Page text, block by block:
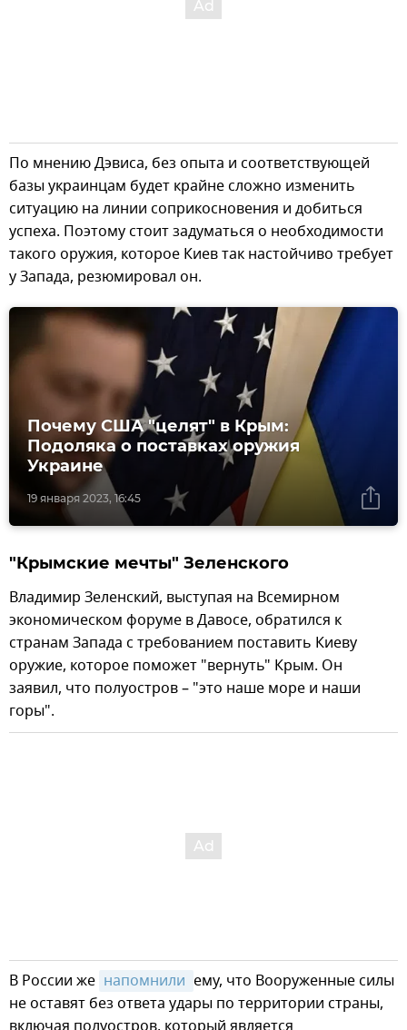
По мнению Дэвиса, без опыта и соответствующей
базы украинцам будет крайне сложно изменить
ситуацию на линии соприкосновения и добиться
успеха. Поэтому стоит задуматься о необходимости
такого оружия, которое Киев так настойчиво требует
у Запада, резюмировал он.
19 января 2023, 16:45
Почему США "целят" в Крым:
Подоляка о поставках оружия
Украине
"Крымские мечты" Зеленского
Владимир Зеленский, выступая на Всемирном
экономическом форуме в Давосе, обратился к
странам Запада с требованием поставить Киеву
оружие, которое поможет "вернуть" Крым. Он
заявил, что полуостров – "это наше море и наши
горы".
В России же напомнили ему, что Вооруженные силы
не оставят без ответа удары по территории страны,